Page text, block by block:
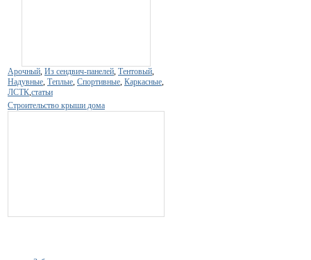
Арочный, Из сендвич-панелей, Тентовый,
Надувные, Теплые, Спортивные, Каркасные,
ЛСТК,статьи
Строительство крыши дома